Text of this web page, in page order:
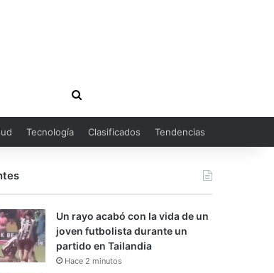
Buscar
por
Tecnología Clasificados Tendencias
Un rayo acabó con la vida de un
joven futbolista durante un
partido en Tailandia
Hace 2 minutos